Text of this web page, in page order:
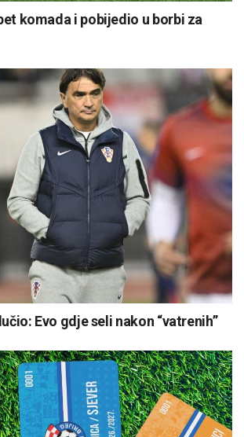
komada i pobijedio u borbi za
Evo gdje seli nakon “vatrenih”